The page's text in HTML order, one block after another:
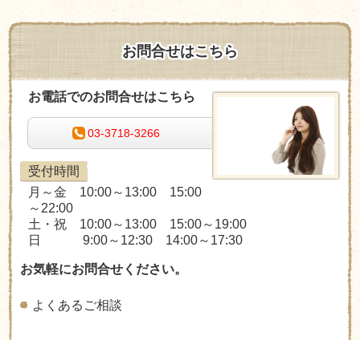
お問合せはこちら
お電話でのお問合せはこちら
03-3718-3266
受付時間
月～金 10:00～13:00 15:00
～22:00
土・祝 10:00～13:00 15:00～19:00
日 9:00～12:30 14:00～17:30
お気軽にお問合せください。
よくあるご相談